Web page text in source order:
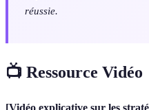
réussie.
📺 Ressource Vidéo
[Vidéo explicative sur les